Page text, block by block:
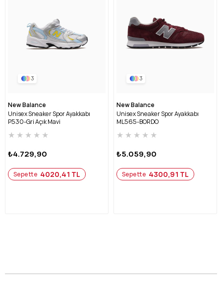
3
New Balance
Unisex Sneaker Spor Ayakkabı
P530-Gri Açık Mavi
★ ★ ★ ★ ★
₺4.729,90
Sepette 4020,41 TL
3
New Balance
Unisex Sneaker Spor Ayakkabı
ML565-BORDO
★ ★ ★ ★ ★
₺5.059,90
Sepette 4300,91 TL